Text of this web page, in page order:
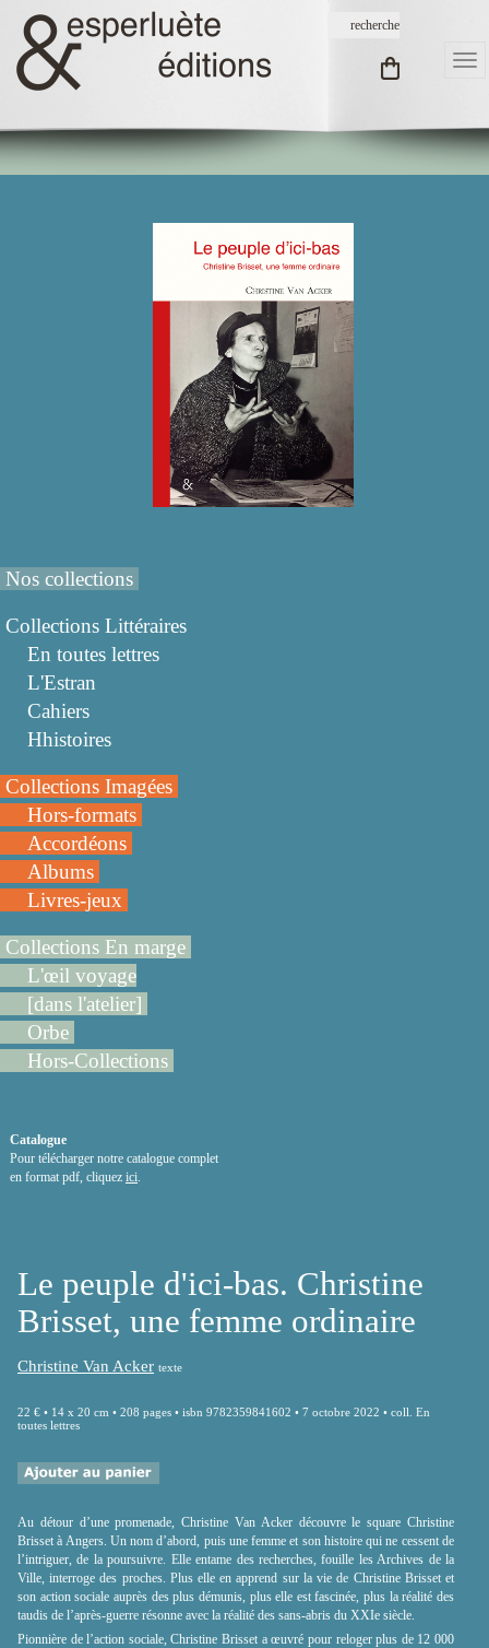
Nos collections
Collections Littéraires
En toutes lettres
L'Estran
Cahiers
Hhistoires
Collections Imagées
Hors-formats
Accordéons
Albums
Livres-jeux
Collections En marge
L'œil voyage
[dans l'atelier]
Orbe
Hors-Collections
Catalogue
Pour télécharger notre catalogue complet
en format pdf, cliquez ici
Le peuple d'ici-bas. Christine
Brisset, une femme ordinaire
Christine Van Acker texte
22 € • 14 x 20 cm • 208 pages • isbn 9782359841602 • 7 octobre 2022 • coll. En
toutes lettres
Au détour d’une promenade, Christine Van Acker découvre le square Christine
Brisset à Angers. Un nom d’abord, puis une femme et son histoire qui ne cessent de
l’intriguer, de la poursuivre. Elle entame des recherches, fouille les Archives de la
Ville, interroge des proches. Plus elle en apprend sur la vie de Christine Brisset et
son action sociale auprès des plus démunis, plus elle est fascinée, plus la réalité des
taudis de l’après-guerre résonne avec la réalité des sans-abris du XXIe siècle.
Pionnière de l’action sociale, Christine Brisset a œuvré pour reloger plus de 12 000